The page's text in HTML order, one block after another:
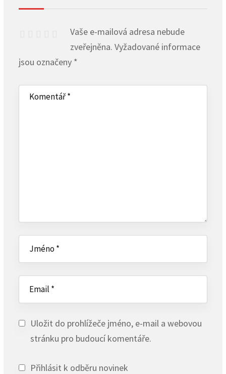
Vaše e-mailová adresa nebude
zveřejněna. Vyžadované informace
jsou označeny *
Uložit do prohlížeče jméno, e-mail a webovou
stránku pro budoucí komentáře.
Přihlásit k odběru novinek